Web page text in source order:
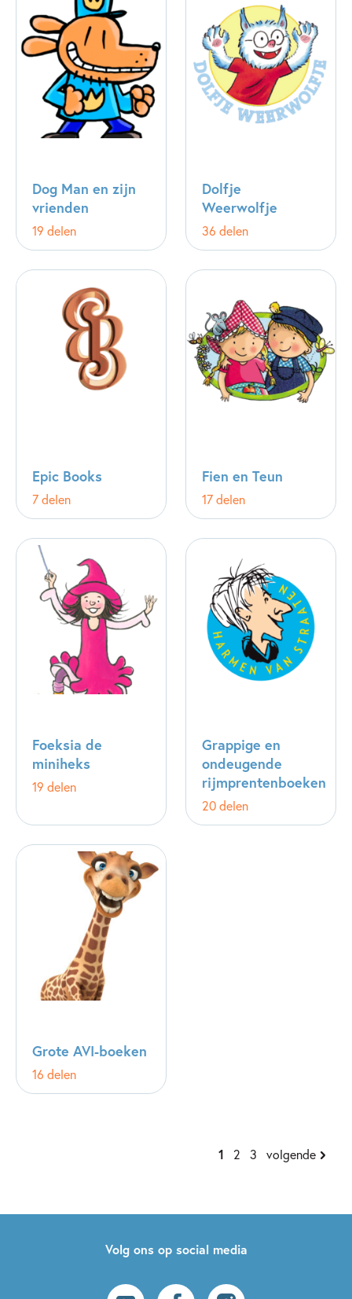
Dog Man en zijn
vrienden
19 delen
Dolfje
Weerwolfje
36 delen
Epic Books
7 delen
Fien en Teun
17 delen
Foeksia de
miniheks
19 delen
Grappige en
ondeugende
rijmprentenboeken
20 delen
Grote AVI-boeken
16 delen
1 2 3 volgende
Volg ons op social media